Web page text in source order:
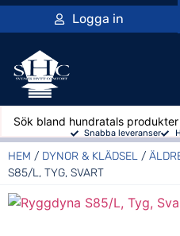
Logga in
Snabba leveranser
HEM / DYNOR & KLÄDSEL /
S85/L, TYG, SVART